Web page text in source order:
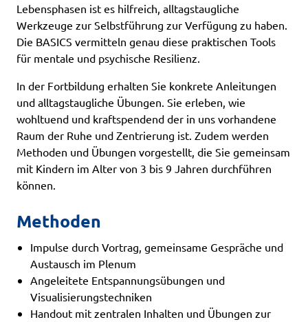
Lebensphasen ist es hilfreich, alltagstaugliche
Werkzeuge zur Selbstführung zur Verfügung zu haben.
Die BASICS vermitteln genau diese praktischen Tools
für mentale und psychische Resilienz.
In der Fortbildung erhalten Sie konkrete Anleitungen
und alltagstaugliche Übungen. Sie erleben, wie
wohltuend und kraftspendend der in uns vorhandene
Raum der Ruhe und Zentrierung ist. Zudem werden
Methoden und Übungen vorgestellt, die Sie gemeinsam
mit Kindern im Alter von 3 bis 9 Jahren durchführen
können.
Methoden
Impulse durch Vortrag, gemeinsame Gespräche und
Austausch im Plenum
Angeleitete Entspannungsübungen und
Visualisierungstechniken
Handout mit zentralen Inhalten und Übungen zur